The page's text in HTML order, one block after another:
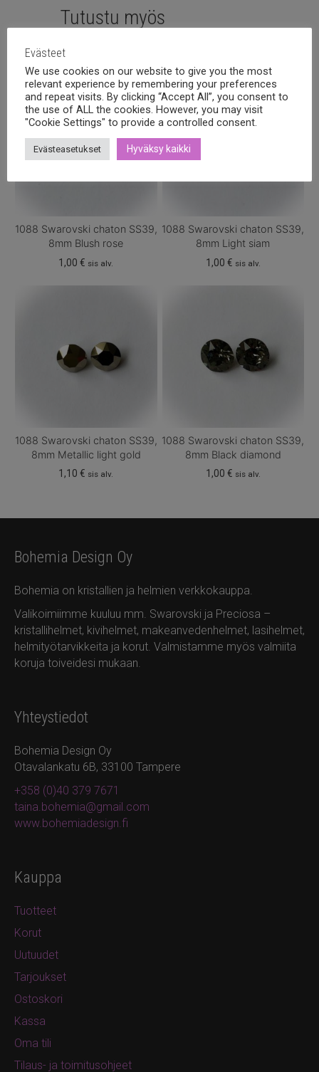
Tutustu myös
1088 Swarovski chaton SS39,
8mm Blush rose
1,00€ sis alv.
1088 Swarovski chaton SS39,
8mm Light siam
1,00 € sis alv.
1088 Swarovski chaton SS39,
8mm Metallic light gold
1,10€ sis alv.
1088 Swarovski chaton SS39,
8mm Black diamond
1,00 € sis alv.
Bohemia Design Oy
Bohemia on kristallien ja helmien verkkokauppa.
Valikoimiimme kuuluu mm. Swarovski ja Preciosa –
kristallihelmet, kivihelmet, makeanvedenhelmet, lasihelmet,
helmityötarvikkeita ja korut. Valmistamme myös valmiita
koruja toiveidesi mukaan.
Yhteystiedot
Bohemia Design Oy
Otavalankatu 6B, 33100 Tampere
+358 (0)40 379 7671
taina.bohemia@gmail.com
www.bohemiadesign.fi
Kauppa
Tuotteet
Korut
Uutuudet
Tarjoukset
Ostoskori
Kassa
Oma tili
Tilaus- ja toimitusohjeet
Evästeet
We use cookies on our website to give you the most
relevant experience by remembering your preferences
and repeat visits. By clicking “Accept All”, you consent to
the use of ALL the cookies. However, you may visit
"Cookie Settings" to provide a controlled consent.
Evästeasetukset Hyväksy kaikki